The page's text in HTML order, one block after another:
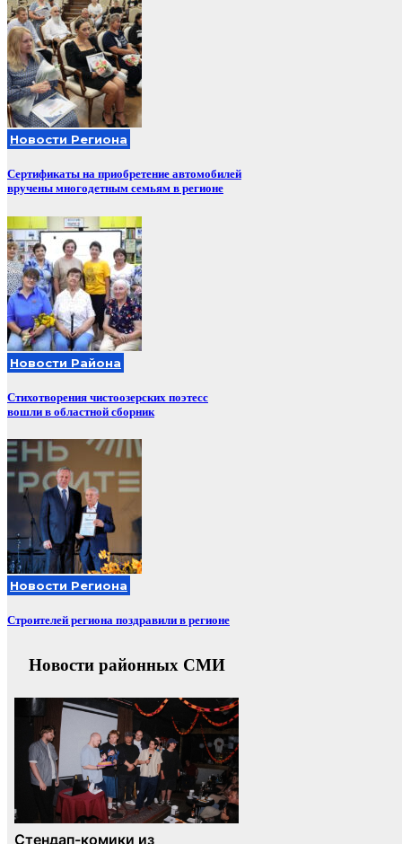
Новости Региона
Сертификаты на приобретение автомобилей
вручены многодетным семьям в регионе
Новости Района
Стихотворения чистоозерских поэтесс
вошли в областной сборник
Новости Региона
Строителей региона поздравили в регионе